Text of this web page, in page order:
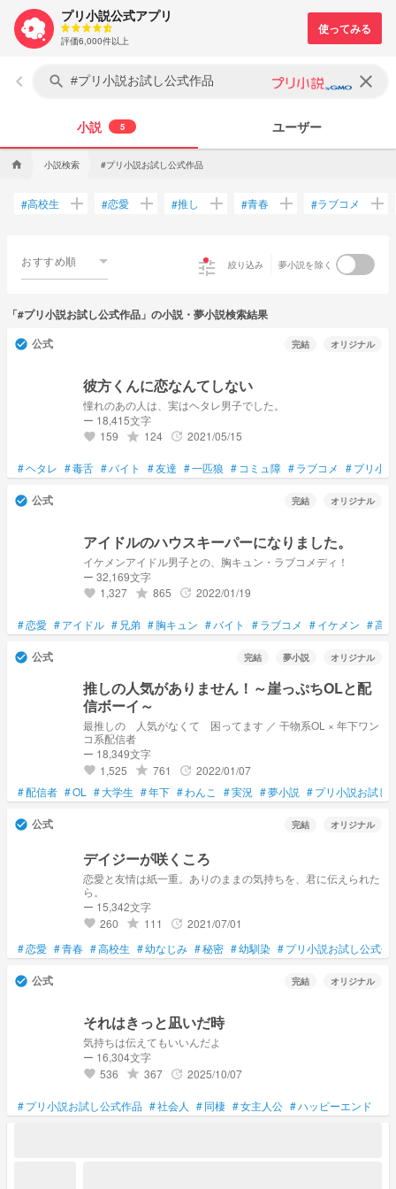
プリ小説公式アプリ
評価6,000件以上
keyboard_arrow_left search clear
小説 5 ユーザー
home 小説検索 #プリ小説お試し公式作品
#高校生 add #恋愛 add #推し add #青春 add #ラブコメ add
おすすめ順 tune 絞り込み 夢小説を除く
「#プリ小説お試し公式作品」の小説・夢小説検索結果
check_circle 公式 完結 オリジナル
彼方くんに恋なんてしない
憧れのあの人は、実はヘタレ男子でした。
ー 18,415文字
favorite 159 grade 124 update 2021/05/15
#ヘタレ #毒舌 #バイト #友達 #一匹狼 # コミュ障 #ラブコメ #プリ小
check_circle 公式 完結 オリジナル
アイドルのハウスキーパーになりました。
イケメンアイドル男子との、胸キュン・ラブコメディ！
ー 32,169文字
favorite 1,327 grade 865 update 2022/01/19
#恋愛 #アイドル # 兄弟 #胸キュン #バイト #ラブコメ #イケメン #高
check_circle 公式 完結 夢小説 オリジナル
推しの人気がありません！～崖っぷちOLと配
信ボーイ～
最推しの 人気がなくて 困ってます ／ 干物系OL × 年下ワン
コ系配信者
ー 18,349文字
favorite 1,525 grade 761 update 2022/01/07
#配信者 #OL #大学生 #年下 #わんこ #実況 #夢小説 #プリ小説お試し
check_circle 公式 完結 オリジナル
デイジーが咲くころ
恋愛と友情は紙一重。ありのままの気持ちを、君に伝えられた
ら。
ー 15,342文字
favorite 260 grade 111 update 2021/07/01
#恋愛 #青春 #高校生 #幼なじみ #秘密 #幼馴染 #プリ小説お試し公式作
check_circle 公式 完結 オリジナル
それはきっと凪いだ時
気持ちは伝えてもいいんだよ
ー 16,304文字
favorite 536 grade 367 update 2025/10/07
#プリ小説お試し公式作品 #社会人 #同棲 #女主人公 #ハッピーエンド